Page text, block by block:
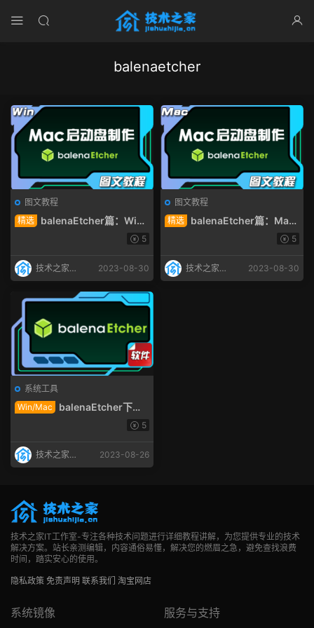
balenaetcher
图文教程
精选
balenaEtcher篇：Win
系统下如何制作Mac系统U盘 5
技术之家IT
2023-08-30
图文教程
精选
balenaEtcher篇：Mac
系统下如何制作Mac系统U盘 5
技术之家IT
2023-08-30
系统工具
Win/Mac
balenaEtcher下载
macOS系统U盘启动盘制作 镜5
技术之家IT
2023-08-26
技术之家IT工作室-专注各种技术问题进行详细教程讲解，为您提供专业的技术
解决方案。站长亲测编辑，内容通俗易懂，解决您的燃眉之急，避免查找浪费
时间，踏实安心的使用。
隐私政策 免责声明 联系我们 淘宝网店
系统镜像 服务与支持